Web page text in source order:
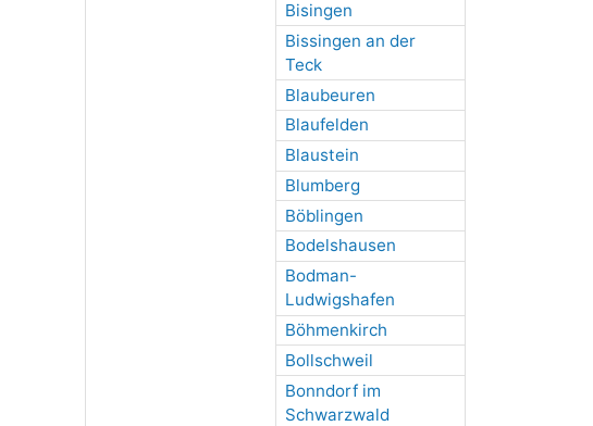
Bisingen
Bissingen an der
Teck
Blaubeuren
Blaufelden
Blaustein
Blumberg
Böblingen
Bodelshausen
Bodman-
Ludwigshafen
Böhmenkirch
Bollschweil
Bonndorf im
Schwarzwald